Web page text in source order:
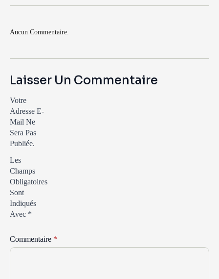
Aucun Commentaire.
Laisser Un Commentaire
Votre
Adresse E-
Mail Ne
Sera Pas
Publiée.
Les
Champs
Obligatoires
Sont
Indiqués
Avec *
Commentaire *